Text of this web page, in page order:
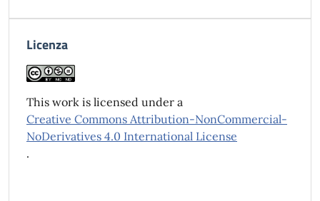
Licenza
This work is licensed under a
Creative Commons Attribution-NonCommercial-
NoDerivatives 4.0 International License
.